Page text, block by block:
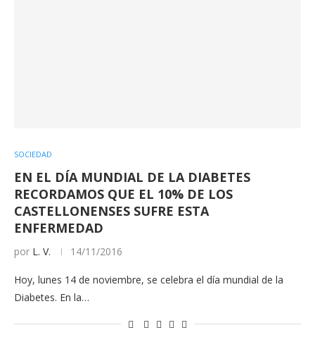
SOCIEDAD
EN EL DÍA MUNDIAL DE LA DIABETES
RECORDAMOS QUE EL 10% DE LOS
CASTELLONENSES SUFRE ESTA
ENFERMEDAD
por L. V. 14/11/2016
Hoy, lunes 14 de noviembre, se celebra el día mundial de la
Diabetes. En la…